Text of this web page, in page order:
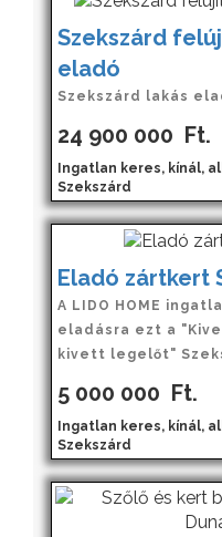
Szekszárd
eladó
Szekszárd lakás
24 900 000 Ft.
Ingatlan keres, kínál,
Szekszárd
Eladó zártkert
A LIDO HOME
eladásra ezt a
kivett legelőt"
5 000 000 Ft.
Ingatlan keres, kínál,
Szekszárd